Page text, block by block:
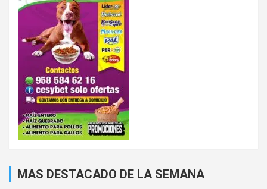
MAS DESTACADO DE LA SEMANA